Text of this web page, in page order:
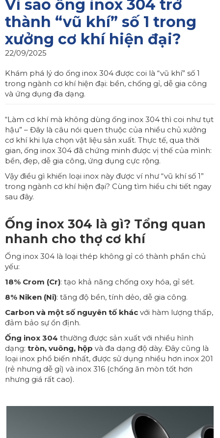
Vì sao ống inox 304 trở
thành “vũ khí” số 1 trong
xưởng cơ khí hiện đại?
22/09/2025
Khám phá lý do ống inox 304 được coi là “vũ khí” số 1
trong ngành cơ khí hiện đại: bền, chống gỉ, dễ gia công
và ứng dụng đa dạng.
“Làm cơ khí mà không dùng ống inox 304 thì coi như tụt
hậu” – Đây là câu nói quen thuộc của nhiều chủ xưởng
cơ khí khi lựa chọn vật liệu sản xuất. Thực tế, qua thời
gian, ống inox 304 đã chứng minh được vị thế của mình:
bền, đẹp, dễ gia công, ứng dụng cực rộng.
Vậy điều gì khiến loại inox này được ví như “vũ khí số 1”
trong ngành cơ khí hiện đại? Cùng tìm hiểu chi tiết ngay
sau đây.
Ống inox 304 là gì? Tổng quan
nhanh cho thợ cơ khí
Ống inox 304 là loại thép không gỉ có thành phần chủ
yếu:
18% Crom (Cr): tạo khả năng chống oxy hóa, gỉ sét.
8% Niken (Ni): tăng độ bền, tính dẻo, dễ gia công.
Carbon và một số nguyên tố khác với hàm lượng thấp,
đảm bảo sự ổn định.
Ống inox 304 thường được sản xuất với nhiều hình
dạng: tròn, vuông, hộp và đa dạng độ dày. Đây cũng là
loại inox phổ biến nhất, được sử dụng nhiều hơn inox 201
(rẻ nhưng dễ gỉ) và inox 316 (chống ăn mòn tốt hơn
nhưng giá rất cao).